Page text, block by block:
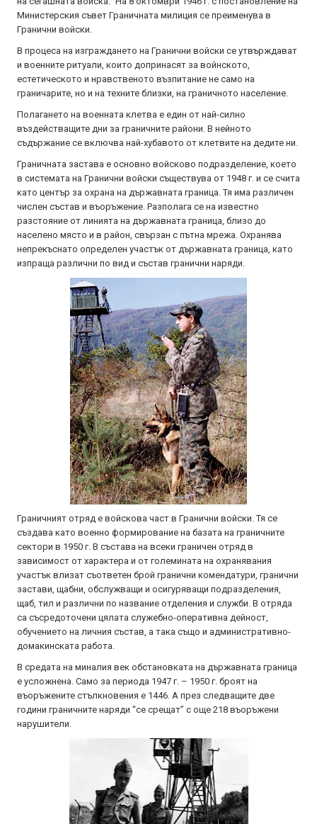
Министерския съвет Граничната милиция се преименува в
Гранични войски.
В процеса на изграждането на Гранични войски се утвърждават
и военните ритуали, които допринасят за войнското,
естетическото и нравственото възпитание не само на
граничарите, но и на техните близки, на граничното население.
Полагането на военната клетва е един от най-силно
въздействащите дни за граничните райони. В нейното
съдържание се включва най-хубавото от клетвите на дедите ни.
Граничната застава е основно войсково подразделение, което
в системата на Гранични войски съществува от 1948 г. и се счита
като център за охрана на държавната граница. Тя има различен
числен състав и въоръжение. Разполага се на известно
разстояние от линията на държавната граница, близо до
населено място и в район, свързан с пътна мрежа. Охранява
непрекъснато определен участък от държавната граница, като
изпраща различни по вид и състав гранични наряди.
Граничният отряд е войскова част в Гранични войски. Тя се
създава като военно формирование на базата на граничните
сектори в 1950 г. В състава на всеки граничен отряд в
зависимост от характера и от големината на охранявания
участък влизат съответен брой гранични комендатури, гранични
застави, щабни, обслужващи и осигуряващи подразделения,
щаб, тил и различни по название отделения и служби. В отряда
са съсредоточени цялата служебно-оперативна дейност,
обучението на личния състав, а така също и административно-
домакинската работа.
В средата на миналия век обстановката на държавната граница
е усложнена. Само за периода 1947 г. – 1950 г. броят на
въоръжените стълкновения е 1446. А през следващите две
години граничните наряди “се срещат” с още 218 въоръжени
нарушители.